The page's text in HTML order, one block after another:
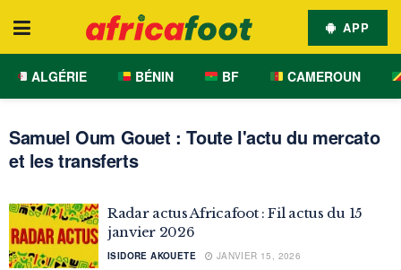
APP
ALGÉRIE BÉNIN BF CAMEROUN
Samuel Oum Gouet : Toute l'actu du mercato
et les transferts
Radar actus Africafoot : Fil actus du 15
janvier 2026
ISIDORE AKOUETE JANVIER 15, 2026